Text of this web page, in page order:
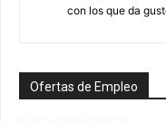
con los que da
Ofertas de Empleo